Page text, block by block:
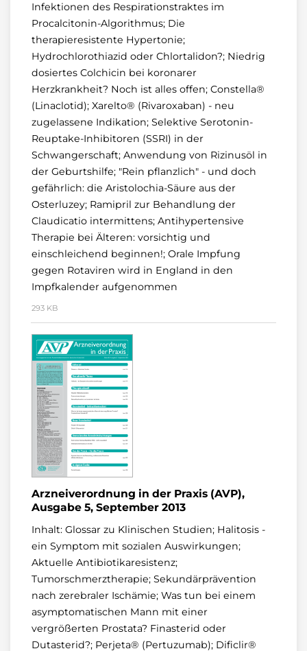
Infektionen des Respirationstraktes im
Procalcitonin-Algorithmus; Die
therapieresistente Hypertonie;
Hydrochlorothiazid oder Chlortalidon?; Niedrig
dosiertes Colchicin bei koronarer
Herzkrankheit? Noch ist alles offen; Constella®
(Linaclotid); Xarelto® (Rivaroxaban) - neu
zugelassene Indikation; Selektive Serotonin-
Reuptake-Inhibitoren (SSRI) in der
Schwangerschaft; Anwendung von Rizinusöl in
der Geburtshilfe; "Rein pflanzlich" - und doch
gefährlich: die Aristolochia-Säure aus der
Osterluzey; Ramipril zur Behandlung der
Claudicatio intermittens; Antihypertensive
Therapie bei Älteren: vorsichtig und
einschleichend beginnen!; Orale Impfung
gegen Rotaviren wird in England in den
Impfkalender aufgenommen
293 KB
Arzneiverordnung in der Praxis (AVP),
Ausgabe 5, September 2013
Inhalt: Glossar zu Klinischen Studien; Halitosis -
ein Symptom mit sozialen Auswirkungen;
Aktuelle Antibiotikaresistenz;
Tumorschmerztherapie; Sekundärprävention
nach zerebraler Ischämie; Was tun bei einem
asymptomatischen Mann mit einer
vergrößerten Prostata? Finasterid oder
Dutasterid?; Perjeta® (Pertuzumab); Dificlir®